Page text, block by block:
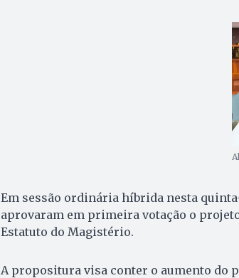
Em sessão ordinária híbrida nesta
aprovaram em primeira votação o projeto
Estatuto do Magistério.
A propositura visa conter o aumento do